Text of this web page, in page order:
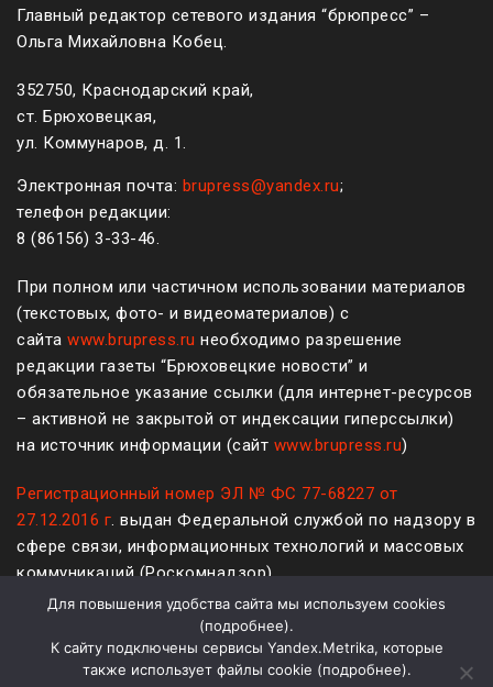
Главный редактор сетевого издания “брюпресс” –
Ольга Михайловна Кобец.
352750, Краснодарский край,
ст. Брюховецкая,
ул. Коммунаров, д. 1.
Электронная почта: brupress@yandex.ru;
телефон редакции:
8 (861 56) 3-33-46.
При полном или частичном использовании материалов
(текстовых, фото- и видеоматериалов) с
сайта www.brupress.ru необходимо разрешение
редакции газеты “Брюховецкие новости” и
обязательное указание ссылки (для интернет-ресурсов
– активной не закрытой от индексации гиперссылки)
на источник информации (сайт www.brupress.ru)
Регистрационный номер ЭЛ № ФС 77-68227 от
27.12.2016 г. выдан Федеральной службой по надзору в
сфере связи, информационных технологий и массовых
коммуникаций (Роскомнадзор)
Политика конфиденциальности и защиты информации
Для повышения удобства сайта мы используем cookies
(подробнее).
К сайту подключены сервисы Yandex.Metrika, которые
также использует файлы cookie (подробнее).